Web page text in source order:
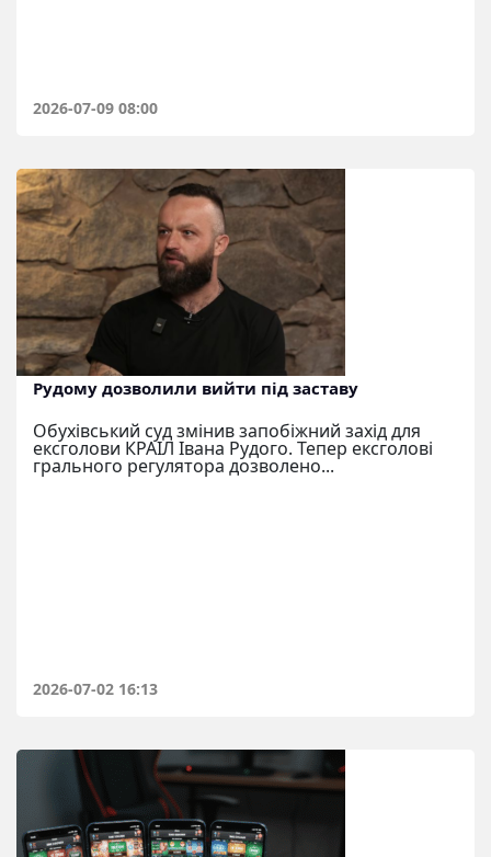
2026-07-09 08:00
Рудому дозволили вийти під заставу
Обухівський суд змінив запобіжний захід для
ексголови КРАІЛ Івана Рудого. Тепер ексголові
грального регулятора дозволено...
2026-07-02 16:13